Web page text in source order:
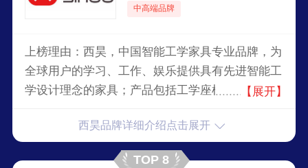
中高端品牌
上榜理由：西昊，中国智能工学家具专业品牌，为
全球用户的学习、工作、娱乐提供具有先进智能工
学设计理念的家具；产品包括工学座椅、儿童学习
【展开】
西昊品牌详细介绍点击展开
TOP 8